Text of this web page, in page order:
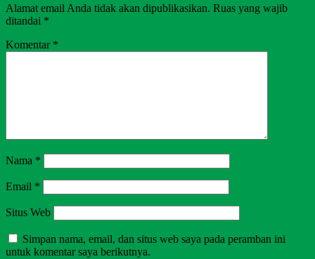
Alamat email Anda tidak akan dipublikasikan. Ruas yang wajib
ditandai *
Komentar *
Nama *
Email *
Situs Web
Simpan nama, email, dan situs web saya pada peramban ini
untuk komentar saya berikutnya.